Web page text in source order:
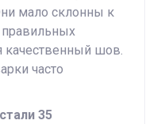
мало склонны к
качественный шов.
часто
35